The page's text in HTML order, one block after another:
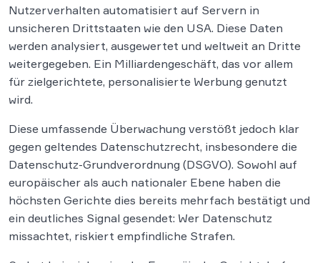
Nutzerverhalten automatisiert auf Servern in
unsicheren Drittstaaten wie den USA. Diese Daten
werden analysiert, ausgewertet und weltweit an Dritte
weitergegeben. Ein Milliardengeschäft, das vor allem
für zielgerichtete, personalisierte Werbung genutzt
wird.
Diese umfassende Überwachung verstößt jedoch klar
gegen geltendes Datenschutzrecht, insbesondere die
Datenschutz-Grundverordnung (DSGVO). Sowohl auf
europäischer als auch nationaler Ebene haben die
höchsten Gerichte dies bereits mehrfach bestätigt und
ein deutliches Signal gesendet: Wer Datenschutz
missachtet, riskiert empfindliche Strafen.